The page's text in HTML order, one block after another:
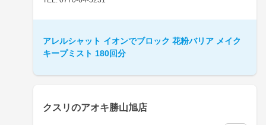
アレルシャット イオンでブロック 花粉バリア メイク
キープミスト 180回分
クスリのアオキ勝山旭店